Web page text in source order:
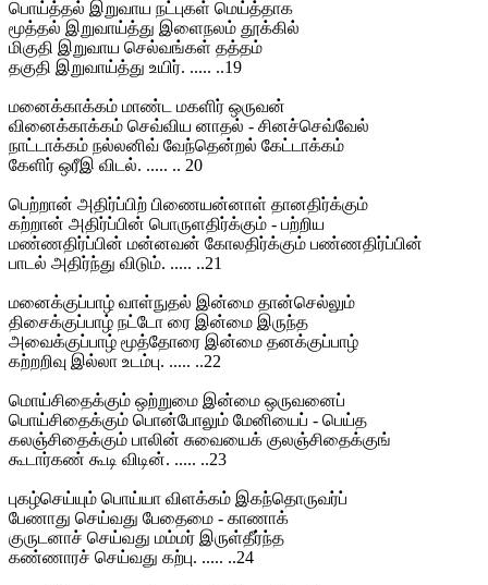
பொய்த்தல் இறுவாய நட்புகள் மெய்த்தாக
மூத்தல் இறுவாய்த்து இளைநலம் தூக்கில்
மிகுதி இறுவாய செல்வங்கள் தத்தம்
தகுதி இறுவாய்த்து உயிர். ..... ..19
மனைக்காக்கம் மாண்ட மகளிர் ஒருவன்
வினைக்காக்கம் செவ்விய னாதல் - சினச்செவ்வேல்
நாட்டாக்கம் நல்லனிவ் வேந்தென்றல் கேட்டாக்கம்
கேளிர் ஒரீஇ விடல். ..... .. 20
பெற்றான் அதிர்ப்பிற் பிணையன்னாள் தானதிர்க்கும்
கற்றான் அதிர்ப்பின் பொருளதிர்க்கும் - பற்றிய
மண்ணதிர்ப்பின் மன்னவன் கோலதிர்க்கும் பண்ணதிர்ப்பின்
பாடல் அதிர்ந்து விடும். ..... ..21
மனைக்குப்பாழ் வாள்நுதல் இன்மை தான்செல்லும்
திசைக்குப்பாழ் நட்டோ ரை இன்மை இருந்த
அவைக்குப்பாழ் மூத்தோரை இன்மை தனக்குப்பாழ்
கற்றறிவு இல்லா உடம்பு. ..... ..22
மொய்சிதைக்கும் ஒற்றுமை இன்மை ஒருவனைப்
பொய்சிதைக்கும் பொன்போலும் மேனியைப் - பெய்த
கலஞ்சிதைக்கும் பாலின் சுவையைக் குலஞ்சிதைக்குங்
கூடார்கண் கூடி விடின். ..... ..23
புகழ்செய்யும் பொய்யா விளக்கம் இகந்தொருவர்ப்
பேணாது செய்வது பேதைமை - காணாக்
குருடனாச் செய்வது மம்மர் இருள்தீர்ந்த
கண்ணாரச் செய்வது கற்பு. ..... ..24